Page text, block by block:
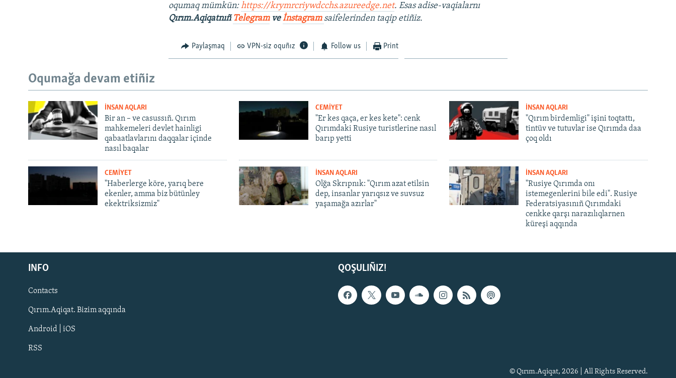
Русский
Українською
QOŞULIÑIZ!
oqumaq mümkün:https://krymrcriywdcchs.azureedge.net. Esas adise-vaqialarnı
Qırım.AqiqatnıñTelegramveİnstagram saifelerinden taqip etiñiz.
Paylaşmaq VPN-siz oquñız Follow us Print
Oqumağa devam etiñiz
İNSAN AQLARI
Bir an – ve casussıñ. Qırım
mahkemeleri devlet hainligi
qabaatlavlarını daqqalar içinde
nasıl baqalar
CEMİYET
"Er kes qaça, er kes kete": cenk
Qırımdaki Rusiye turistlerine nasıl
barıp yetti
İNSAN AQLARI
"Qırım birdemligi" işini toqtattı,
tintüv ve tutuvlar ise Qırımda daa
çoq oldı
CEMİYET
"Haberlerge köre, yarıq bere
ekenler, amma biz bütünley
ekektriksizmiz"
İNSAN AQLARI
Olğa Skrıpnık: "Qırım azat etilsin
dep, insanlar yarıqsız ve suvsuz
yaşamağa azırlar"
İNSAN AQLARI
"Rusiye Qırımda onı
istemegenlerini bile edi". Rusiye
Federatsiyasınıñ Qırımdaki
cenkke qarşı narazılıqlarnen
küreşi aqqında
QOŞULIÑIZ!
INFO
Contacts
Qırım.Aqiqat. Bizim aqqında
Android | iOS
RSS
© Qırım.Aqiqat, 2026 | All Rights Reserved.